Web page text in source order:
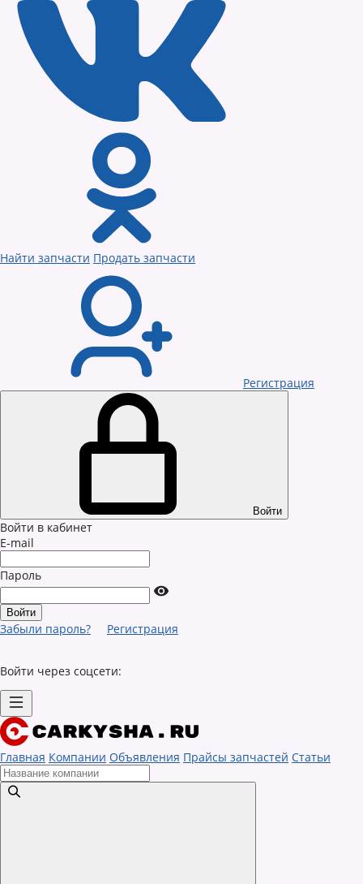
Найти запчасти Продать запчасти
Регистрация
Войти
Войти в кабинет
E-mail
Пароль
Забыли пароль? Регистрация
Войти через соцсети:
Главная Компании Объявления Прайсы запчастей Статьи